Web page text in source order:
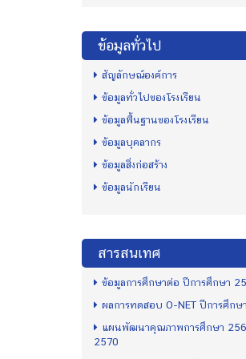
ข้อมูลทั่วไป
สัญลักษณ์องค์การ
ข้อมูลทั่วไปของโรงเรียน
ข้อมูลพื้นฐานของโรงเรียน
ข้อมูลบุคลากร
ข้อมูลสิ่งก่อสร้าง
ข้อมูลนักเรียน
สารสนเทศ
ข้อมูลการศึกษาต่อ ปีการศึกษา
ผลการทดสอบ O-NET ปีการศึกษ
แผนพัฒนาคุณภาพการศึกษา
2570